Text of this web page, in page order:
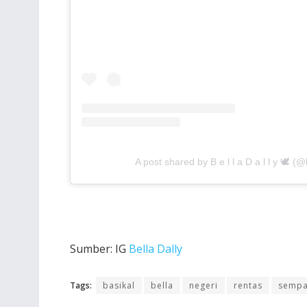
A post shared by B e l l a D a l l y 🕊
Sumber: IG Bella Dally
Tags: basikal bella negeri rentas